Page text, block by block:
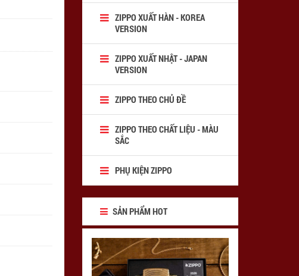
ZIPPO XUẤT HÀN - KOREA
VERSION
ZIPPO XUẤT NHẬT - JAPAN
VERSION
ZIPPO THEO CHỦ ĐỀ
ZIPPO THEO CHẤT LIỆU - MÀU
SẮC
PHỤ KIỆN ZIPPO
SẢN PHẨM HOT